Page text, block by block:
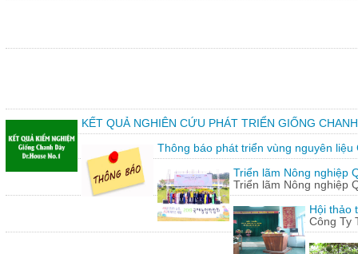
KẾT QUẢ NGHIÊN CỨU PHÁT TRIỂN GIỐNG
Thông báo phát triển vùng nguyên liệu
Triển lãm Nông nghiệp
Triển lãm Nông nghiệp
Hội thảo
Công Ty